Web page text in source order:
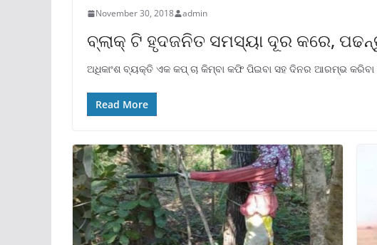
November 30, 2018 admin
ବ୍ଲାକ୍ ଟି ହୃଦଜନିତ ସମସ୍ୟା ଦୂର କରେ,
ଅଧିକାଂଶ ବ୍ୟକ୍ତି ଏକ କପ୍ ଚା କିମ୍ବା କଫି ପିଇବା ସହ ଦିନର ଆରମ୍ଭ କରିବା
Read More